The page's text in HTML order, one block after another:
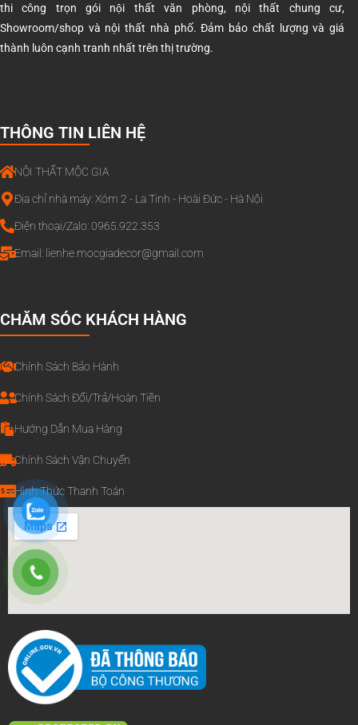
thi công trọn gói nội thất văn phòng, nội thất chung cư,
Showroom/shop và nội thất nhà phố. Đảm bảo chất lượng và giá
thành luôn cạnh tranh nhất trên thị trường.
THÔNG TIN LIÊN HỆ
NỘI THẤT MỘC GIA
Địa chỉ nhà máy: Xóm 2 - La Tinh - Hoài Đức - Hà Nội
Điện thoại/Zalo: 0965.922.353
Email: lienhe.mocgiadecor@gmail.com
CHĂM SÓC KHÁCH HÀNG
Chính Sách Bảo Hành
Chính Sách Đổi/Trả/Hoàn Tiền
Hướng Dẫn Mua Hàng
Chính Sách Vận Chuyển
Hình Thức Thanh Toán